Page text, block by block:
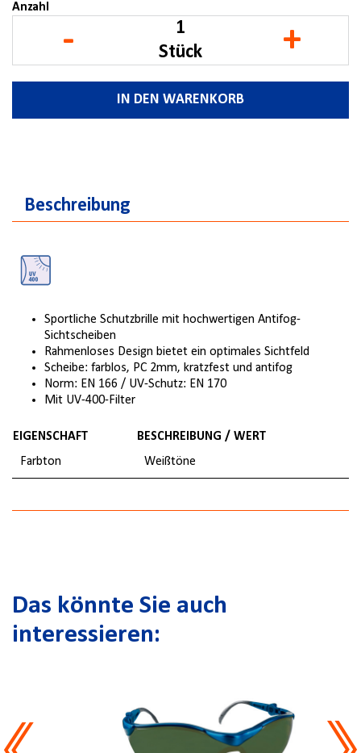
Anzahl
- Stück +
IN DEN WARENKORB
Beschreibung
Sportliche Schutzbrille mit hochwertigen Antifog-
Sichtscheiben
Rahmenloses Design bietet ein optimales Sichtfeld
Scheibe: farblos, PC 2mm, kratzfest und antifog
Norm: EN 166 / UV-Schutz: EN 170
Mit UV-400-Filter
EIGENSCHAFT
BESCHREIBUNG / WERT
Farbton
Weißtöne
Das könnte Sie auch
interessieren: